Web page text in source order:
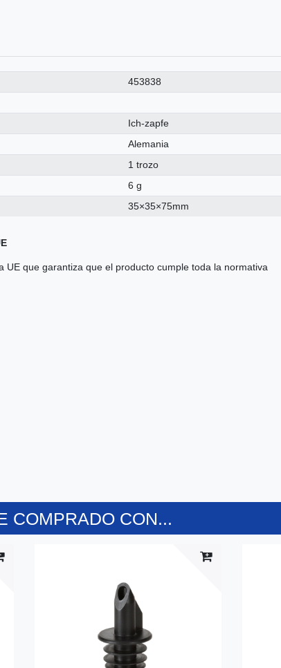
453838
Ich-zapfe
Alemania
1 trozo
6 g
35×35×75mm
UE que garantiza que el producto cumple toda la normativa
COMPRADO CON...